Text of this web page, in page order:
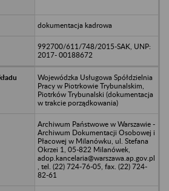
dokumentacja kadrowa
992700/611/748/2015-SAK, UNP:
2017- 00188672
Wojewódzka Usługowa Spółdzielnia
Pracy w Piotrkowie Trybunalskim,
Piotrków Trybunalski (dokumentacja
w trakcie porządkowania)
Archiwum Państwowe w Warszawie -
Archiwum Dokumentacji Osobowej i
Płacowej w Milanówku, ul. Stefana
Okrzei 1, 05-822 Milanówek,
adop.kancelaria@warszawa.ap.gov.pl
, tel. (22) 724-76-05, fax. (22) 724-
82-61